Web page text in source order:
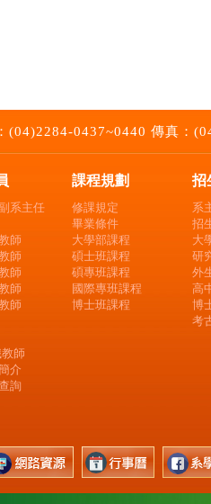
(04)2284-0437~0440 傳真：
系主任
師
師
師
師
師
師
介
詢
課程規劃
修課規定
畢業條件
大學部課程
碩士班課程
碩專班課程
國際專班課程
博士班課程
招
系
招
大
研
外
高
博
考